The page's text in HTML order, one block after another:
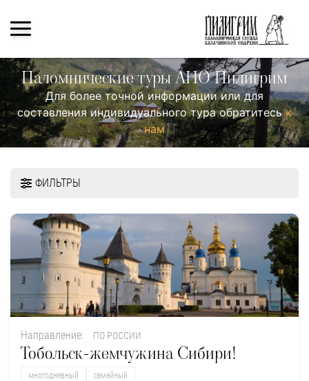
Паломнические туры АНО Пилигрим
Для более точной информации или для
составления индивидуального тура обратитеськ
нам
ФИЛЬТРЫ
Направление: ПО РОССИИ
Тобольск-жемчужина Сибири!
многодневный семейный